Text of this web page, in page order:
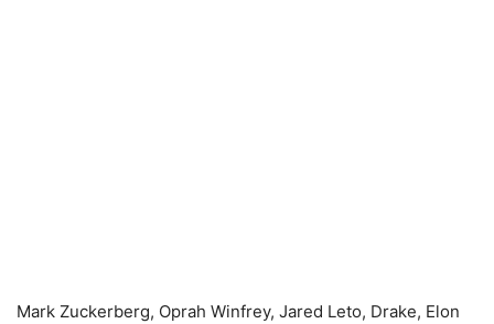
Mark Zuckerberg, Oprah Winfrey, Jared Leto, Drake, Elon